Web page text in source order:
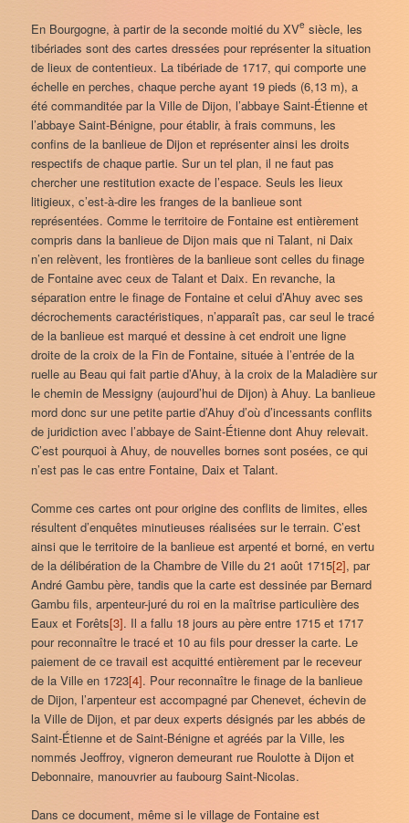
En Bourgogne, à partir de la seconde moitié du XVe siècle, les
tibériades sont des cartes dressées pour représenter la situation
de lieux de contentieux. La tibériade de 1717, qui comporte une
échelle en perches, chaque perche ayant 19 pieds (6,13 m), a
été commanditée par la Ville de Dijon, l’abbaye Saint-Étienne et
l’abbaye Saint-Bénigne, pour établir, à frais communs, les
confins de la banlieue de Dijon et représenter ainsi les droits
respectifs de chaque partie. Sur un tel plan, il ne faut pas
chercher une restitution exacte de l’espace. Seuls les lieux
litigieux, c’est-à-dire les franges de la banlieue sont
représentées. Comme le territoire de Fontaine est entièrement
compris dans la banlieue de Dijon mais que ni Talant, ni Daix
n’en relèvent, les frontières de la banlieue sont celles du finage
de Fontaine avec ceux de Talant et Daix. En revanche, la
séparation entre le finage de Fontaine et celui d’Ahuy avec ses
décrochements caractéristiques, n’apparaît pas, car seul le tracé
de la banlieue est marqué et dessine à cet endroit une ligne
droite de la croix de la Fin de Fontaine, située à l’entrée de la
ruelle au Beau qui fait partie d’Ahuy, à la croix de la Maladière sur
le chemin de Messigny (aujourd’hui de Dijon) à Ahuy. La banlieue
mord donc sur une petite partie d’Ahuy d’où d’incessants conflits
de juridiction avec l’abbaye de Saint-Étienne dont Ahuy relevait.
C’est pourquoi à Ahuy, de nouvelles bornes sont posées, ce qui
n’est pas le cas entre Fontaine, Daix et Talant.
Comme ces cartes ont pour origine des conflits de limites, elles
résultent d’enquêtes minutieuses réalisées sur le terrain. C’est
ainsi que le territoire de la banlieue est arpenté et borné, en vertu
de la délibération de la Chambre de Ville du 21 août 1715[2], par
André Gambu père, tandis que la carte est dessinée par Bernard
Gambu fils, arpenteur-juré du roi en la maîtrise particulière des
Eaux et Forêts[3]. Il a fallu 18 jours au père entre 1715 et 1717
pour reconnaître le tracé et 10 au fils pour dresser la carte. Le
paiement de ce travail est acquitté entièrement par le receveur
de la Ville en 1723[4]. Pour reconnaître le finage de la banlieue
de Dijon, l’arpenteur est accompagné par Chenevet, échevin de
la Ville de Dijon, et par deux experts désignés par les abbés de
Saint-Étienne et de Saint-Bénigne et agréés par la Ville, les
nommés Jeoffroy, vigneron demeurant rue Roulotte à Dijon et
Debonnaire, manouvrier au faubourg Saint-Nicolas.
Dans ce document, même si le village de Fontaine est